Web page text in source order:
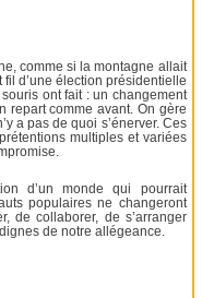
comme si la montagne allait
d’une élection présidentielle
ont fait : un changement
repart comme avant. On gère
a pas de quoi s’énerver. Ces
multiples et variées
d’un monde qui pourrait
populaires ne changeront
de collaborer, de s’arranger
de notre allégeance.